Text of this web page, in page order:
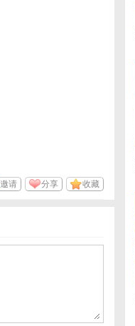
收藏
分享
邀请